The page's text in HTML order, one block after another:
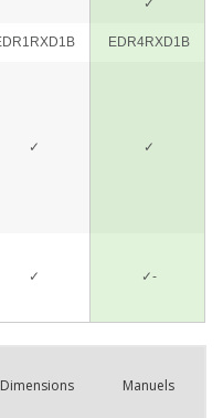
Dimensions Manuels